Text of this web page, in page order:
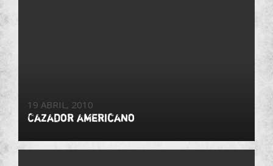
19 ABRIL, 2010
Cazador americano